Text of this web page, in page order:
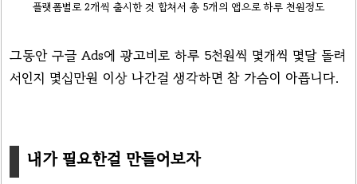
플랫폼별로 2개씩 출시한 것 합쳐서 총 5개의 앱으로 하루 천원정도
그동안 구글 Ads에 광고비로 하루 5천원씩 몇개씩 몇달 돌려
서인지 몇십만원 이상 나간걸 생각하면 참 가슴이 아픕니다.
내가 필요한걸 만들어보자